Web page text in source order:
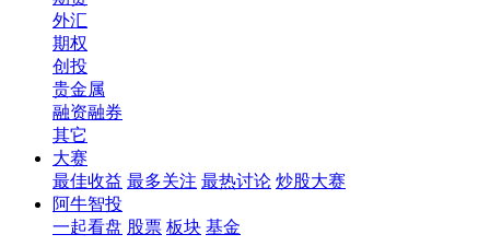
外汇
期权
创投
贵金属
融资融券
其它
大赛
最佳收益 最多关注 最热讨论 炒股大赛
阿牛智投
一起看盘 股票 板块 基金